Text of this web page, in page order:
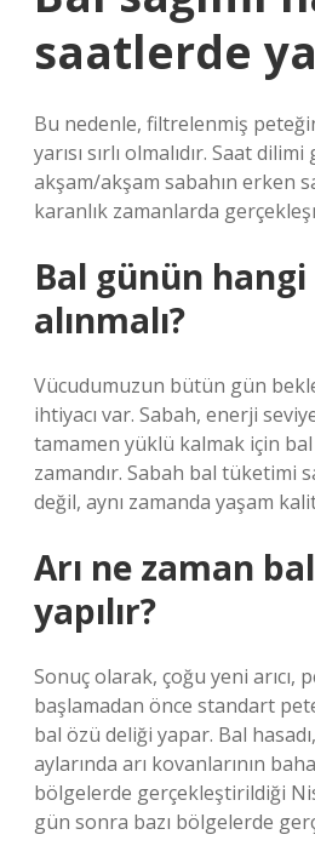
saatlerde
Bu nedenle, filtrelenmiş
yarısı sırlı olmalıdır. Saat
akşam/akşam sabahın erken
karanlık zamanlarda
Bal günün
alınmalı?
Vücudumuzun bütün gün
ihtiyacı var. Sabah, enerji
tamamen yüklü kalmak için
zamandır. Sabah bal tüketimi
değil, aynı zamanda yaşam
Arı ne zaman bal
yapılır?
Sonuç olarak, çoğu yeni arıcı,
başlamadan önce standart
bal özü deliği yapar. Bal
aylarında arı kovanlarının
bölgelerde gerçekleştirildiği
gün sonra bazı bölgelerde